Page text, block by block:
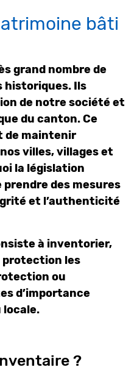
bâti
grand nombre de
historiques. Ils
de notre société et
du canton. Ce
de maintenir
villes, villages et
la législation
prendre des mesures
et l’authenticité
à inventorier,
les
ou
d’importance
locale.
?